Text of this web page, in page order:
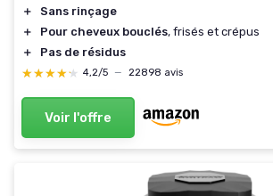
＋
Sans rinçage
＋
Pour cheveux bouclés, frisés et crépus
＋
Pas de résidus
★★★★★
★★★★★ 4,2/5 — 22898 avis
Voir l'offre